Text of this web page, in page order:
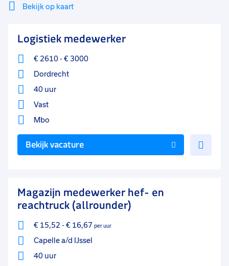
Bekijk op kaart
Filter
Sluiten
Logistiek medewerker
€ 2610- € 3000
Dordrecht
40 uur
Vast
Mbo
Bekijk vacature
Magazijn medewerker hef- en
reachtruck (allrounder)
€ 15,52 - € 16,67 per uur
Capelle a/d IJssel
40 uur